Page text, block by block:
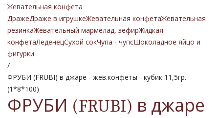
Жевательная конфета
ДражеДраже в игрушкеЖевательная конфетаЖевательная
резинкаЖевательный мармелад, зефирЖидкая
конфетаЛеденецСухой сокЧупа - чупсШоколадное яйцо и
фигурки
/
ФРУБИ (FRUBI) в джаре - жев.конфеты - кубик 11,5гр.
(1*8*100)
ФРУБИ (FRUBI) в джаре